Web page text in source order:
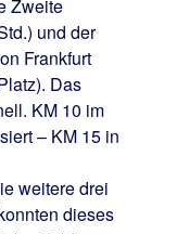
Zweite
und der
Frankfurt
Das
KM 10 im
– KM 15 in
weitere drei
dieses